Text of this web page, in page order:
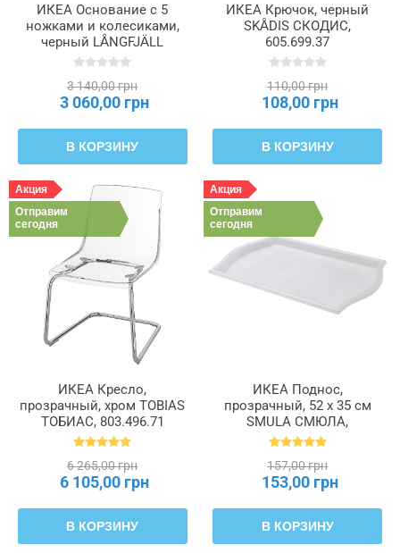
ИКЕА Основание с 5
ножками и колесиками,
черный LÅNGFJÄLL
ЛОНГФЬЕЛЛЬ, 803.204.94
3 140,00 грн
3 060,00 грн
В КОРЗИНУ
ИКЕА Крючок, черный
SKÅDIS СКОДИС,
605.699.37
110,00 грн
108,00 грн
В КОРЗИНУ
Акция
Отправим
сегодня
ИКЕА Кресло,
прозрачный, хром TOBIAS
ТОБИАС, 803.496.71
6 265,00 грн
6 105,00 грн
В КОРЗИНУ
Акция
Отправим
сегодня
ИКЕА Поднос,
прозрачный, 52 x 35 см
SMULA СМЮЛА,
400.411.31
157,00 грн
153,00 грн
В КОРЗИНУ